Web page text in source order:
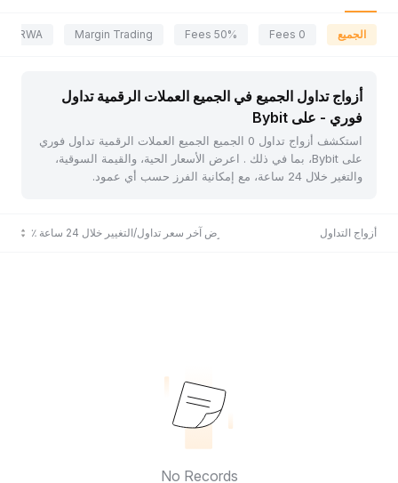
الجميع 0 Fees
50% Fees
Margin Trading
RWA
أزواج تداول الجميع في الجميع العملات الرقمية تداول
فوري - على Bybit
استكشف أزواج تداول 0 الجميع الجميع العملات الرقمية تداول فوري
على Bybit، بما في ذلك . اعرض الأسعار الحية، والقيمة السوقية،
والتغير خلال 24 ساعة، مع إمكانية الفرز حسب أي عمود.
أزواج التداول عرض آخر سعر تداول/التغيير خلال 24 ساعة ٪
No Records